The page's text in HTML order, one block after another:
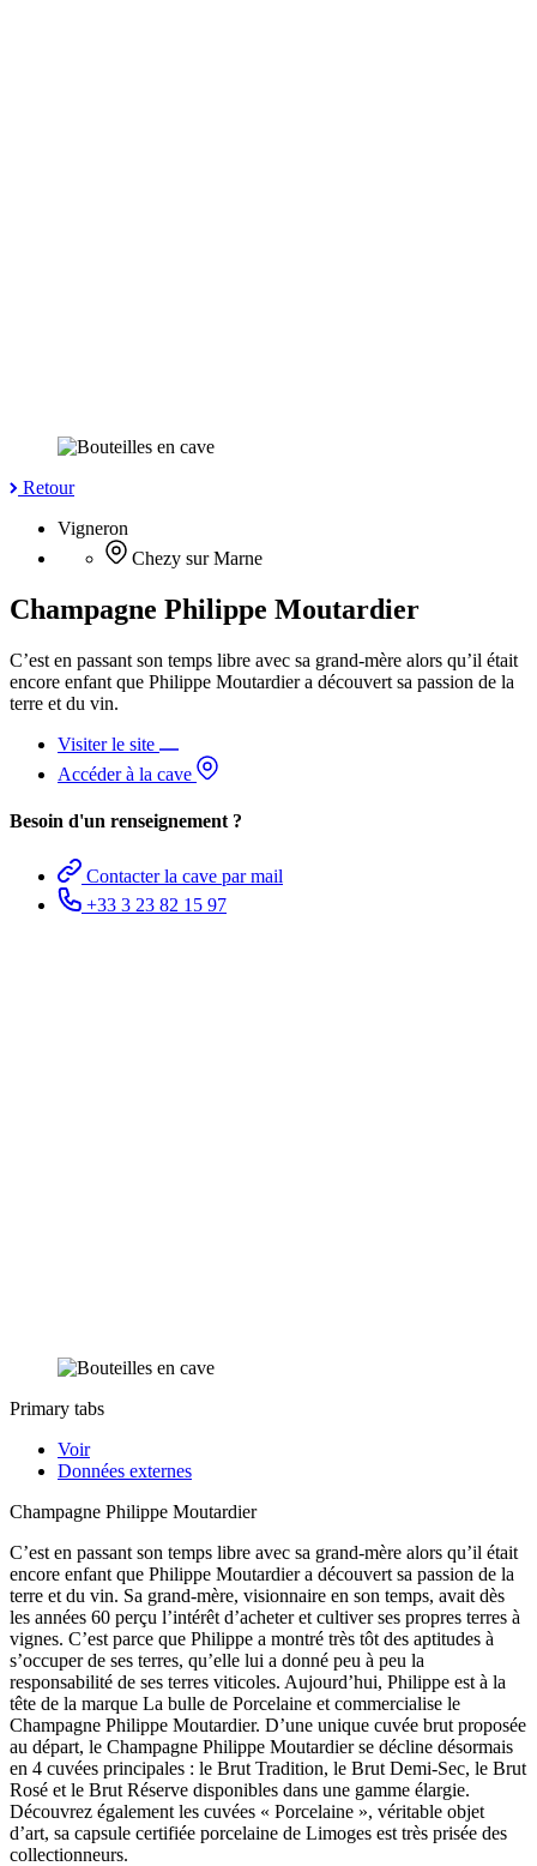
Retour
Vigneron
Chezy sur Marne
Champagne Philippe Moutardier
C’est en passant son temps libre avec sa grand-mère alors qu’il était
encore enfant que Philippe Moutardier a découvert sa passion de la
terre et du vin.
Visiter le site
Accéder à la cave
Besoin d'un renseignement ?
Contacter la cave par mail
+33 3 23 82 15 97
Primary tabs
Voir
Données externes
Champagne Philippe Moutardier
C’est en passant son temps libre avec sa grand-mère alors qu’il était
encore enfant que Philippe Moutardier a découvert sa passion de la
terre et du vin. Sa grand-mère, visionnaire en son temps, avait dès
les années 60 perçu l’intérêt d’acheter et cultiver ses propres terres à
vignes. C’est parce que Philippe a montré très tôt des aptitudes à
s’occuper de ses terres, qu’elle lui a donné peu à peu la
responsabilité de ses terres viticoles. Aujourd’hui, Philippe est à la
tête de la marque La bulle de Porcelaine et commercialise le
Champagne Philippe Moutardier. D’une unique cuvée brut proposée
au départ, le Champagne Philippe Moutardier se décline désormais
en 4 cuvées principales : le Brut Tradition, le Brut Demi-Sec, le Brut
Rosé et le Brut Réserve disponibles dans une gamme élargie.
Découvrez également les cuvées « Porcelaine », véritable objet
d’art, sa capsule certifiée porcelaine de Limoges est très prisée des
collectionneurs.